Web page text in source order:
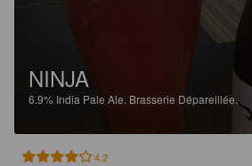
NINJA
6.9% India Pale Ale. Brasserie Dépareillée.
4.2